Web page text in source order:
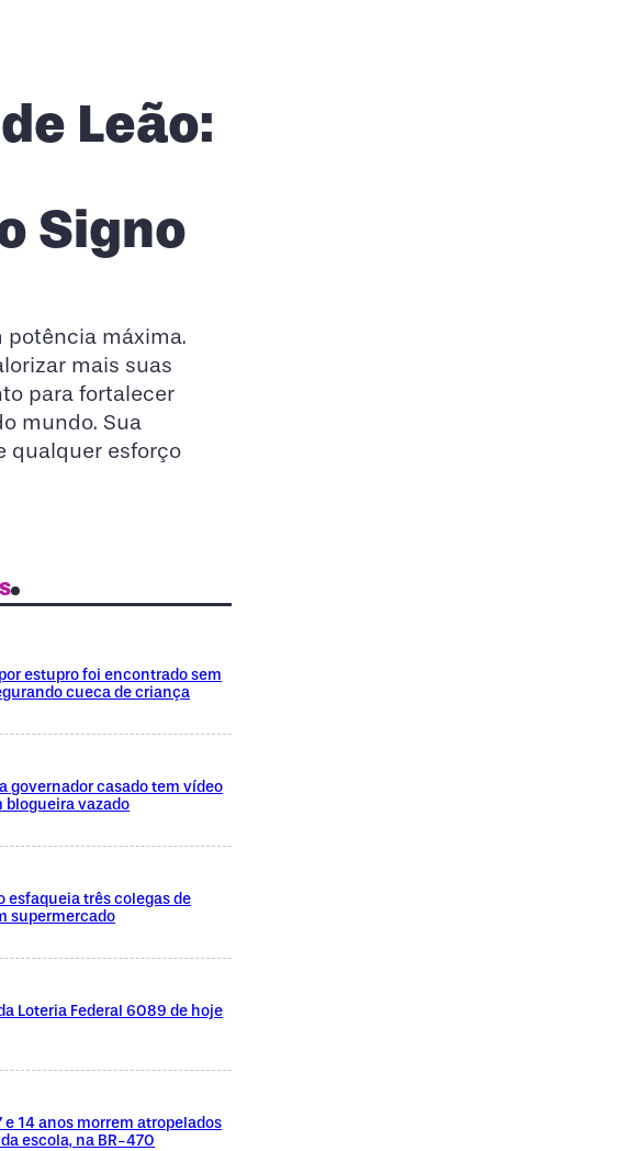
Leão:
Signo
potência máxima.
mais suas
para fortalecer
mundo. Sua
qualquer esforço
estupro foi encontrado sem
cueca de criança
governador casado tem vídeo
blogueira vazado
esfaqueia três colegas de
supermercado
Loteria Federal 6089 de hoje
e 14 anos morrem atropelados
escola, na BR-470